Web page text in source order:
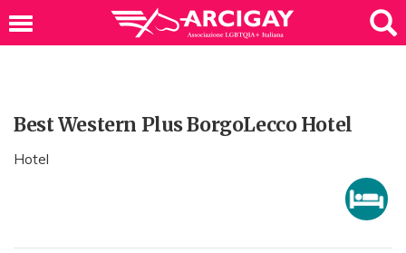
Best Western Plus BorgoLecco Hotel
Hotel